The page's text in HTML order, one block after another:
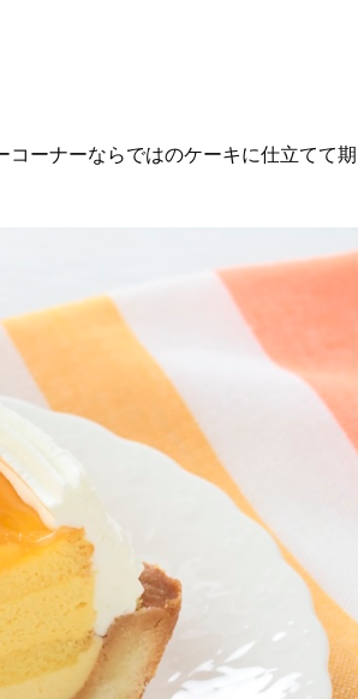
ーナーならではのケーキに仕立てて期